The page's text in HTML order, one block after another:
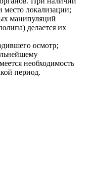
место локализации;
манипуляций
делается их
осмотр;
необходимость
период.